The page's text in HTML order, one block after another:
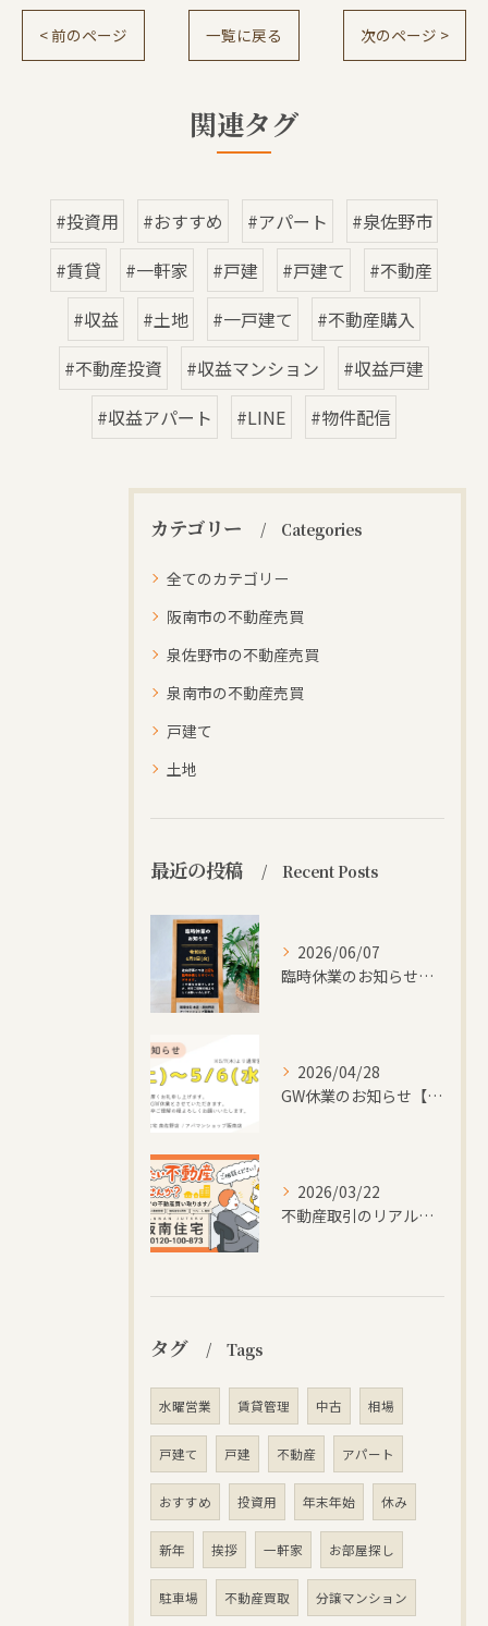
< 前のページ 一覧に戻る 次のページ >
関連タグ
#投資用 #おすすめ #アパート
#泉佐野市
#賃貸
#一軒家 #戸建 #戸建て
#不動産
#収益
#土地 #一戸建て
#不動産購入
#不動産投資
#収益マンション
#収益戸建
#収益アパート
#LINE #物件配信
カテゴリー Categories
全てのカテゴリー
阪南市の不動産売買
泉佐野市の不動産売買
泉南市の不動産売買
戸建て
土地
最近の投稿 Recent Posts
2026/06/07
臨時休業のお知らせ【株式会社阪南住宅｜大阪府阪南市】
2026/04/28
GW休業のお知らせ【株式会社阪南住宅｜大阪府阪南市】
2026/03/22
不動産取引のリアルなお声を公開中【株式会社阪南住宅｜大阪府阪南市】
タグ Tags
水曜営業 賃貸管理 中古 相場
戸建て 戸建 不動産 アパート
おすすめ 投資用 年末年始 休み
新年 挨拶 一軒家 お部屋探し
駐車場 不動産買取 分譲マンション